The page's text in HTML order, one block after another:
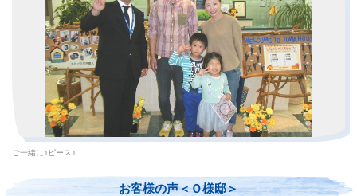
ご一緒に♪ピース♪
お客様の声＜Ｏ様邸＞